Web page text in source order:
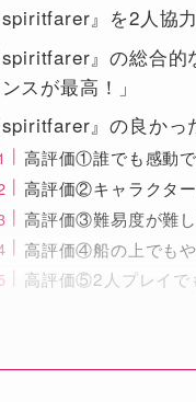
spiritfarer』を2人協
spiritfarer』の総合
スが最高！」
spiritfarer』の良か
高評価①誰でも感動
高評価②キャラクタ
高評価③難易度が難
高評価④船の上でも
高評価⑤2人プレイで